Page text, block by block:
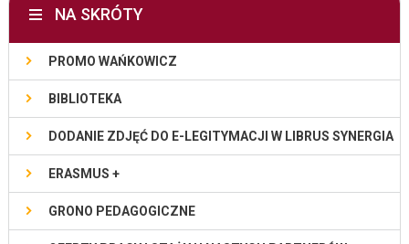
NA SKRÓTY
PROMO WAŃKOWICZ
BIBLIOTEKA
DODANIE ZDJĘĆ DO E-LEGITYMACJI W LIBRUS SYNERGIA
ERASMUS +
GRONO PEDAGOGICZNE